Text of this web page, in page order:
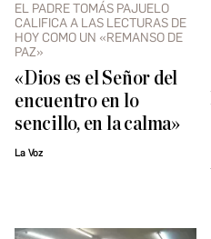
EL PADRE TOMÁS PAJUELO
CALIFICA A LAS LECTURAS DE
HOY COMO UN «REMANSO DE
PAZ»
«Dios es el Señor del
encuentro en lo
sencillo, en la calma»
La Voz